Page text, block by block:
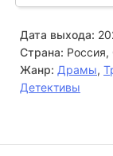
В это же время
Крым. Их отдых
попадают в
возглавляемой
героев зависит
безжалостных
Дата выхода:
Страна:
Жанр: Драмы,
Детективы